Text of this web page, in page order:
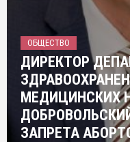
ОБЩЕСТВО
ДИРЕКТОР
МЕДИЦИНСКИХ
ЗАПРЕТА